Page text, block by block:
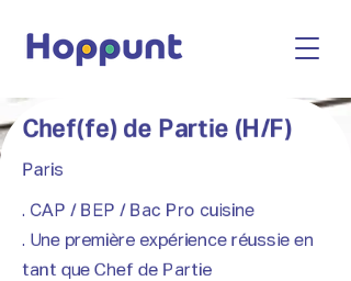
Chef(fe) de Partie (H/F)
Paris
. CAP / BEP / Bac Pro cuisine
. Une première expérience réussie en
tant que Chef de Partie